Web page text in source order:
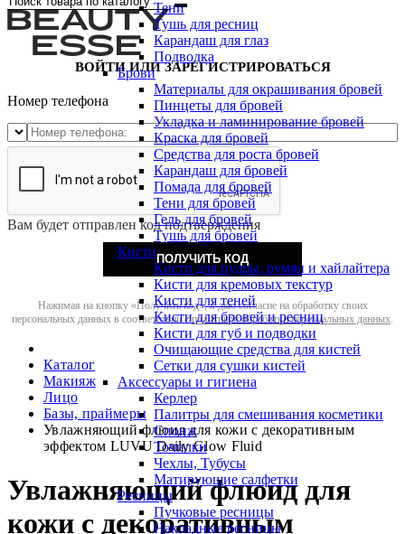
Тени
Тушь для ресниц
Карандаш для глаз
Подводка
Брови
Материалы для окрашивания бровей
Пинцеты для бровей
Укладка и ламинирование бровей
Краска для бровей
Средства для роста бровей
Карандаш для бровей
Помада для бровей
Тени для бровей
Гель для бровей
Тушь для бровей
Кисти
Кисти для пудры, румян и хайлайтера
Кисти для кремовых текстур
Кисти для теней
Кисти для бровей и ресниц
Кисти для губ и подводки
Очищающие средства для кистей
Сетки для сушки кистей
Аксессуары и гигиена
Керлер
Палитры для смешивания косметики
Спонж
Точилки
Чехлы, Тубусы
Матирующие салфетки
Ресницы
Пучковые ресницы
Накладные ресницы
ВОЙТИ ИЛИ ЗАРЕГИСТРИРОВАТЬСЯ
Номер телефона
Вам будет отправлен код подтверждения
ПОЛУЧИТЬ КОД
Нажимая на кнопку «Получить код», я даю согласие на обработку своих
персональных данных в соответствии сполитикой обработки персональных данных.
Каталог
Макияж
Лицо
Базы, праймеры
Увлажняющий флюид для кожи с декоративным
эффектом LUVU Daily Glow Fluid
Увлажняющий флюид для
кожи с декоративным